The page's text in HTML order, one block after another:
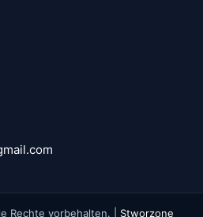
Rechte vorbehalten. | Stworzone